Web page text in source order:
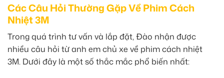
Các Câu Hỏi Thường Gặp Về Phim Cách
Nhiệt 3M
Trong quá trình tư vấn và lắp đặt, Đào nhận được
nhiều câu hỏi từ anh em chủ xe về phim cách nhiệt
3M. Dưới đây là một số thắc mắc phổ biến nhất: